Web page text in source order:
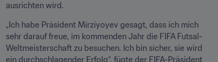
ausrichten wird.
„Ich habe Präsident Mirziyoyev gesagt, dass ich mich
sehr darauf freue, im kommenden Jahr die FIFA Futsal-
Weltmeisterschaft zu besuchen. Ich bin sicher, sie wird
ein durchschlagender Erfolg“, fügte der FIFA-Präsident